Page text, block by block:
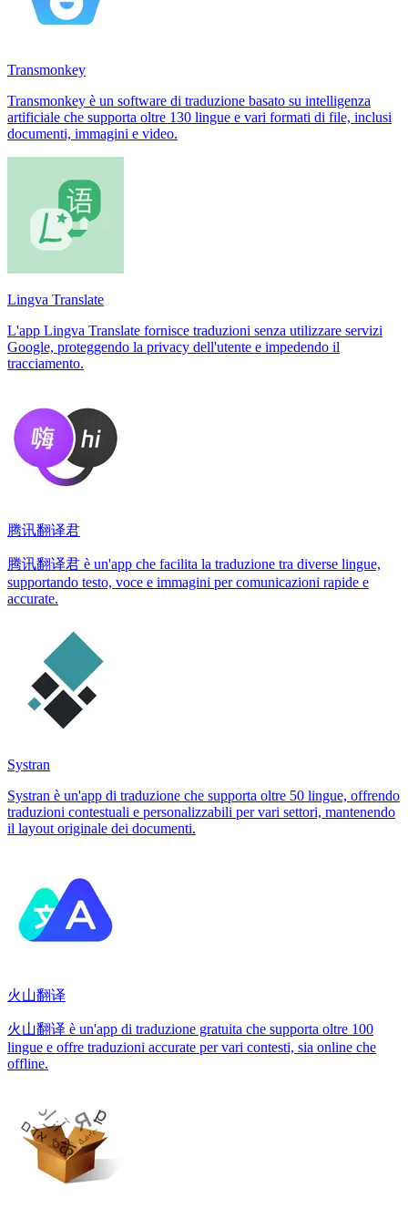
Transmonkey
Transmonkey è un software di traduzione basato su intelligenza
artificiale che supporta oltre 130 lingue e vari formati di file, inclusi
documenti, immagini e video.
Lingva Translate
L'app Lingva Translate fornisce traduzioni senza utilizzare servizi
Google, proteggendo la privacy dell'utente e impedendo il
tracciamento.
腾讯翻译君
腾讯翻译君 è un'app che facilita la traduzione tra diverse lingue,
supportando testo, voce e immagini per comunicazioni rapide e
accurate.
Systran
Systran è un'app di traduzione che supporta oltre 50 lingue, offrendo
traduzioni contestuali e personalizzabili per vari settori, mantenendo
il layout originale dei documenti.
火山翻译
火山翻译 è un'app di traduzione gratuita che supporta oltre 100
lingue e offre traduzioni accurate per vari contesti, sia online che
offline.